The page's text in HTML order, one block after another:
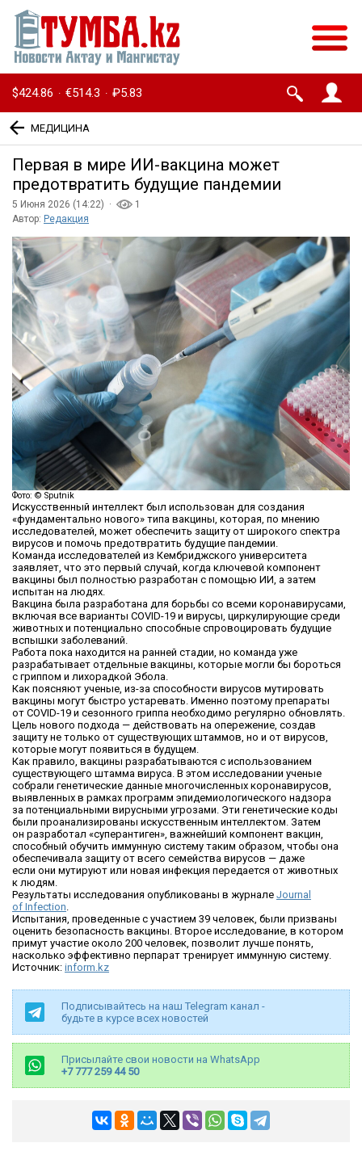
$424.86 · €514.3 · ₽5.83
МЕДИЦИНА
Первая в мире ИИ-вакцина может
предотвратить будущие пандемии
5 Июня 2026 (14:22) ·
1
Автор: Редакция
Фото: © Sputnik
Искусственный интеллект был использован для создания
«фундаментально нового» типа вакцины, которая, по мнению
исследователей, может обеспечить защиту от широкого спектра
вирусов и помочь предотвратить будущие пандемии.
Команда исследователей из Кембриджского университета
заявляет, что это первый случай, когда ключевой компонент
вакцины был полностью разработан с помощью ИИ, а затем
испытан на людях.
Вакцина была разработана для борьбы со всеми коронавирусами,
включая все варианты COVID-19 и вирусы, циркулирующие среди
животных и потенциально способные спровоцировать будущие
вспышки заболеваний.
Работа пока находится на ранней стадии, но команда уже
разрабатывает отдельные вакцины, которые могли бы бороться
с гриппом и лихорадкой Эбола.
Как поясняют ученые, из-за способности вирусов мутировать
вакцины могут быстро устаревать. Именно поэтому препараты
от COVID-19 и сезонного гриппа необходимо регулярно обновлять.
Цель нового подхода — действовать на опережение, создав
защиту не только от существующих штаммов, но и от вирусов,
которые могут появиться в будущем.
Как правило, вакцины разрабатываются с использованием
существующего штамма вируса. В этом исследовании ученые
собрали генетические данные многочисленных коронавирусов,
выявленных в рамках программ эпидемиологического надзора
за потенциальными вирусными угрозами. Эти генетические коды
были проанализированы искусственным интеллектом. Затем
он разработал «суперантиген», важнейший компонент вакцин,
способный обучить иммунную систему таким образом, чтобы она
обеспечивала защиту от всего семейства вирусов — даже
если они мутируют или новая инфекция передается от животных
к людям.
Результаты исследования опубликованы в журнале Journal
of Infection
Испытания, проведенные с участием 39 человек, были призваны
оценить безопасность вакцины. Второе исследование, в котором
примут участие около 200 человек, позволит лучше понять,
насколько эффективно перпарат тренирует иммунную систему.
Источник: inform.kz
Подписывайтесь на наш Telegram канал -
будьте в курсе всех новостей
Присылайте свои новости на WhatsApp
+7 777 259 44 50